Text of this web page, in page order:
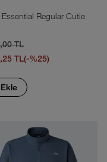
Essential Regular Cutie
TL
TL(-%25)
Ekle